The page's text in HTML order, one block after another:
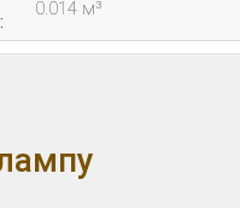
0.014 м³